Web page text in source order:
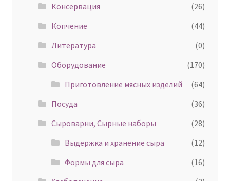
Консервация
(26)
Копчение
(44)
Литература
(0)
Оборудование
(170)
Приготовление мясных изделий
(64)
Посуда
(36)
Сыроварни, Сырные наборы
(28)
Выдержка и хранение сыра
(12)
Формы для сыра
(16)